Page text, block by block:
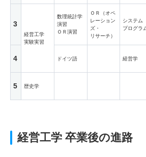
3
経営工学
実験実習
数理統計学
演習
ＯＲ演習
ＯＲ（オペ
レーション
ズ・
リサーチ）
システム
プログラ
4 ドイツ語 経営学
5 歴史学
経営工学 卒業後の進路